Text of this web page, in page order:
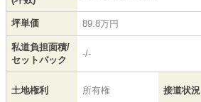
坪単価 89.8万円
私道負担面積/
セットバック
-/-
土地権利 所有権 接道状況